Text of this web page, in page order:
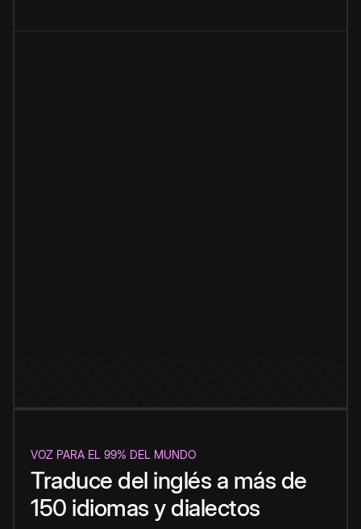
VOZ PARA EL 99% DEL MUNDO
Traduce del inglés a más de
150 idiomas y dialectos